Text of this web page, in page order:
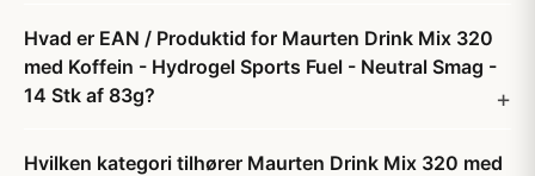
Hvad er EAN / Produktid for Maurten Drink Mix 320
med Koffein - Hydrogel Sports Fuel - Neutral Smag -
14 Stk af 83g?
Hvilken kategori tilhører Maurten Drink Mix 320 med